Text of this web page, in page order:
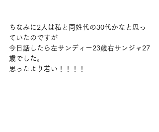
ちなみに2人は私と同姓代の30代かなと思っ
ていたのですが
今日話したら左サンディー23歳右サンジャ27
歳でした。
思ったより若い！！！！